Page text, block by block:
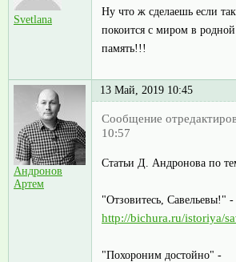
Svetlana
Ну что ж сделаешь если
покоится с миром в
память!!!
Андронов
Артем
13 Май, 2019 10:45
Сообщение
10:57
Статьи Д. Андронова по
"Отзовитесь, Савельевы!" -
http://bichura.ru/istoriya/
"Похороним достойно" -